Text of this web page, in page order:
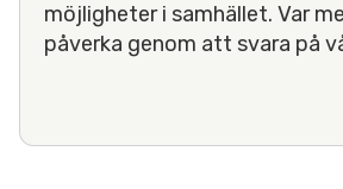
möjligheter i samhället. Var
påverka genom att svara på